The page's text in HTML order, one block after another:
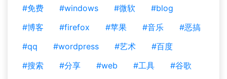
#免费
#windows #微软
#blog
#博客
#firefox #苹果 #音乐
#恶搞
#qq
#wordpress #艺术
#百度
#搜索
#分享 #web #工具
#谷歌